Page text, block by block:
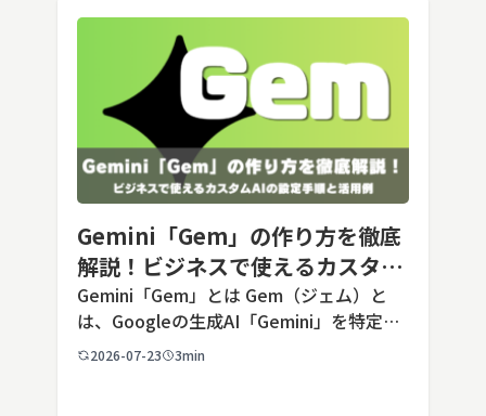
Gemini「Gem」の作り方を徹底
解説！ビジネスで使えるカスタム
AIの設定手順と活用例
Gemini「Gem」とは Gem（ジェム）と
は、Googleの生成AI「Gemini」を特定の
用途に合わせてカスタマイズできる機能で
2026-07-23 3min